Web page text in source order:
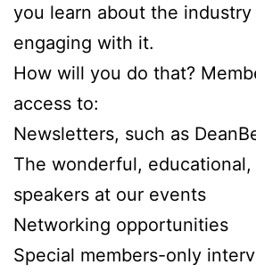
you learn about the
engaging with it.
How will you do that?
access to:
Newsletters, such as
The wonderful, educational,
speakers at our events
Networking opportunities
Special members-only